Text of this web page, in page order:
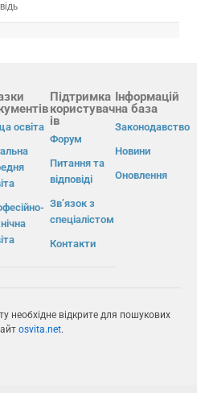
освіта
Підтримка
користувач
ів
Форум
Питання та
відповіді
Зв’язок з
спеціалістом
Контакти
Інформацій
на база
Законодавство
Новини
Оновлення
необхідне відкрите для пошукових
osvita.net.